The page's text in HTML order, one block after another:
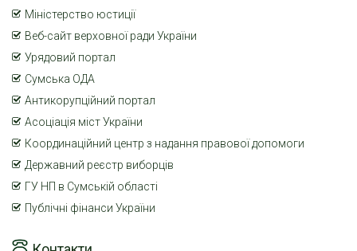
Міністерство юстиції
Веб-сайт верховної ради України
Урядовий портал
Сумська ОДА
Антикорупційний портал
Асоціація міст України
Координаційний центр з надання правової допомоги
Державний реєстр виборців
ГУ НП в Сумській області
Публічні фінанси України